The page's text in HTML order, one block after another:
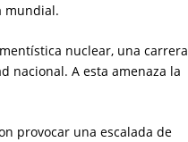
mundial.
nuclear, una carrera
nacional. A esta amenaza la
provocar una escalada de